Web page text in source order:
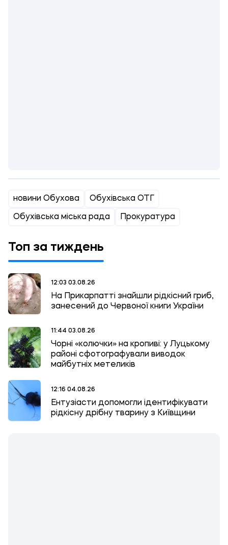
новини Обухова Обухівська ОТГ
Обухівська міська рада Прокуратура
Топ за тиждень
12:03 03.08.26
На Прикарпатті знайшли рідкісний гриб,
занесений до Червоної книги України
11:44 03.08.26
Чорні «колючки» на кропиві: у Луцькому
районі сфотографували виводок
майбутніх метеликів
12:16 04.08.26
Ентузіасти допомогли ідентифікувати
рідкісну дрібну тварину з Київщини